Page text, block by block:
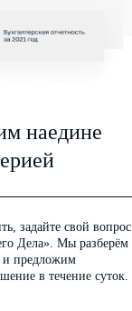
наедине
задайте свой вопрос
Дела». Мы разберём
и предложим
в течение суток.